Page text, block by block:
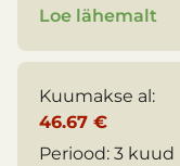
Loe lähemalt
Kuumakse al:
46.67 €
Periood: 3 kuud